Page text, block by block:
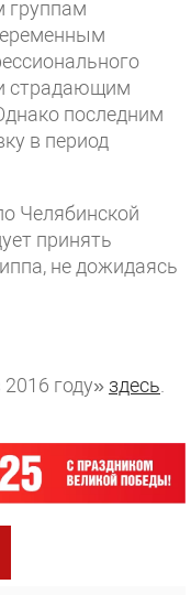
группам
страдающим
последним
в период
Челябинской
принять
не дожидаясь
году» здесь